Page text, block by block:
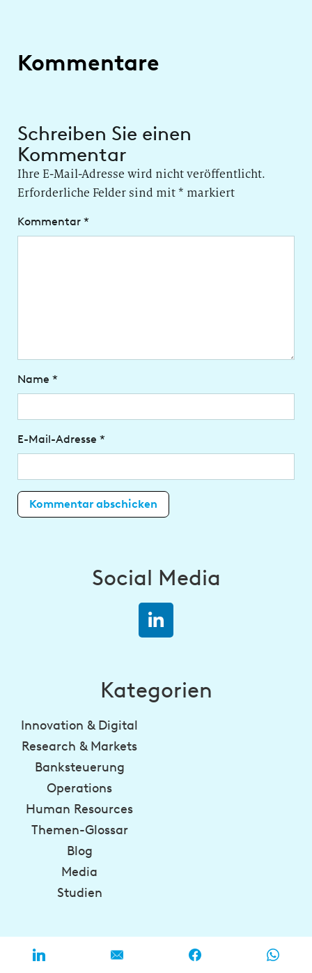
Kommentare
Schreiben Sie einen
Kommentar
Ihre E-Mail-Adresse wird nicht veröffentlicht.
Erforderliche Felder sind mit* markiert
Kommentar *
Name *
E-Mail-Adresse *
Social Media
Kategorien
Innovation & Digital
Research & Markets
Banksteuerung
Operations
Human Resources
Themen-Glossar
Blog
Media
Studien
BankingHub